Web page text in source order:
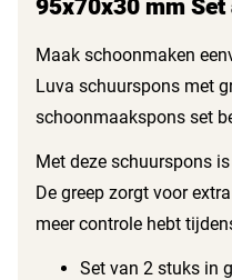
95x70x30 mm
Maak schoonmaken
Luva schuurspons met
schoonmaakspons set
Met deze schuurspons
De greep zorgt voor
meer controle hebt
Set van 2 stuks in